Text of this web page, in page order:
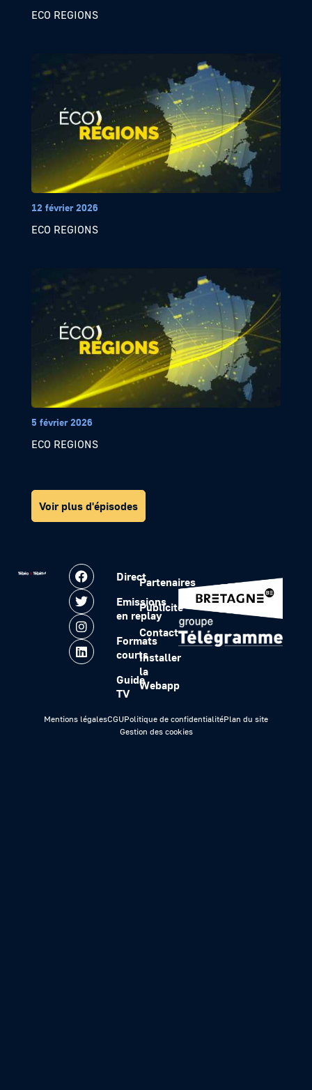
ECO REGIONS
12 février 2026
ECO REGIONS
5 février 2026
ECO REGIONS
Voir plus d'épisodes
Direct
Emissions
en replay
Formats
courts
Guide
TV
Partenaires
Publicité
Contact
Installer
la
Webapp
Mentions légalesCGUPolitique de confidentialitéPlan du site
Gestion des cookies